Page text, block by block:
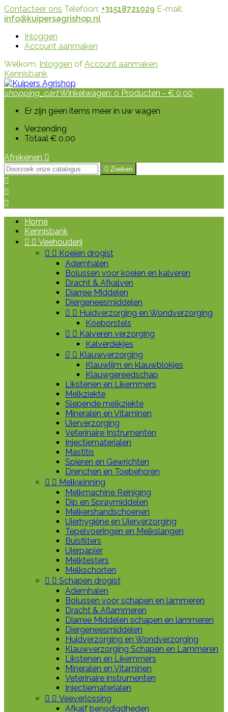
Contacteer ons Telefoon: +31518721029 E-mail:
info@kuipersagrishop.nl
Inloggen
Account aanmaken
Welkom, Inloggen of Account aanmaken
Kennisbank
shopping_cartWinkelwagen: 0 Producten - € 0,00
Er zijn geen items meer in uw wagen
Verzending
Totaal € 0,00
Afrekenen 
 Zoeken



Home
Kennisbank
  Veehouderij
  Koeien drogist
Ademhalen
Bolussen voor koeien en kalveren
Dracht & Afkalven
Diarree Middelen
Diergeneesmiddelen
  Huidverzorging en Wondverzorging
Koeborstels
  Kalveren verzorging
Kalverdekjes
  Klauwverzorging
Klauwlijm en klauwblokjes
Klauwgereedschap
Likstenen en Likemmers
Melkziekte
Slepende melkziekte
Mineralen en Vitaminen
Uierverzorging
Veterinaire Instrumenten
Injectiematerialen
Mastitis
Spieren en Gewrichten
Drenchen en Toebehoren
  Melkwinning
Melkmachine Reiniging
Dip en Spraymiddelen
Melkershandschoenen
Uierhygiëne en Uierverzorging
Tepelvoeringen en Melkslangen
Buisfilters
Uierpapier
Melktesters
Melkschorten
  Schapen drogist
Ademhalen
Bolussen voor schapen en lammeren
Dracht & Aflammeren
Diarree Middelen schapen en lammeren
Diergeneesmiddelen
Huidverzorging en Wondverzorging
Klauwverzorging Schapen en Lammeren
Likstenen en Likemmers
Mineralen en Vitaminen
Veterinaire instrumenten
Injectiematerialen
  Veeverlossing
Afkalf benodigdheden